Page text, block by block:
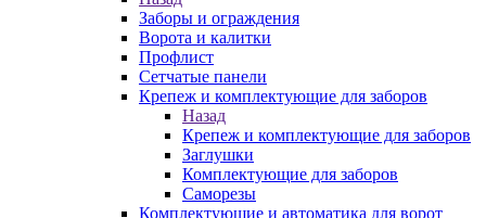
Заборы и ограждения
Ворота и калитки
Профлист
Сетчатые панели
Крепеж и комплектующие для заборов
Назад
Крепеж и комплектующие для заборов
Заглушки
Комплектующие для заборов
Саморезы
Комплектующие и автоматика для ворот